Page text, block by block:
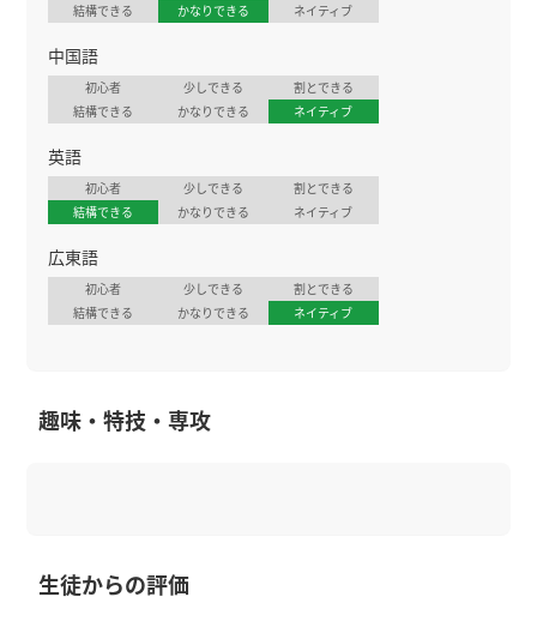
結構できる
かなりできる ネイティブ
中国語
初心者 少しできる
割とできる
結構できる
かなりできる ネイティブ
英語
初心者 少しできる
割とできる
結構できる
かなりできる ネイティブ
広東語
初心者 少しできる
割とできる
結構できる
かなりできる ネイティブ
趣味・特技・専攻
生徒からの評価